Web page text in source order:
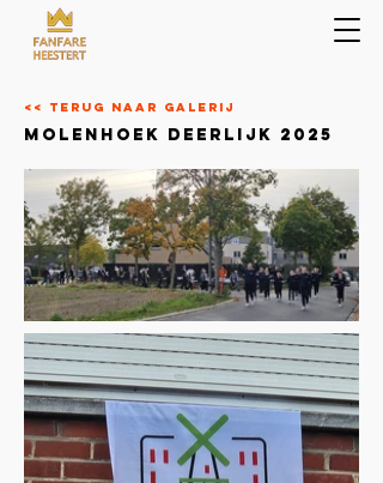
<< terug naar galerij
molenhoek deerlijk 2025